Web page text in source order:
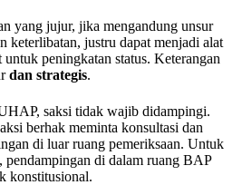
yang jujur, jika mengandung unsur
keterlibatan, justru dapat menjadi alat
peningkatan status. Keterangan
dan strategis.
saksi tidak wajib didampingi.
berhak meminta konsultasi dan
di luar ruang pemeriksaan. Untuk
pendampingan di dalam ruang BAP
konstitusional.